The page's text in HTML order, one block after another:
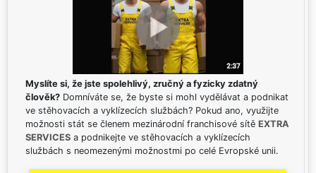
Myslíte si, že jste spolehlivý, zručný a fyzicky zdatný
člověk? Domníváte se, že byste si mohl vydělávat a podnikat
ve stěhovacích a vyklízecích službách? Pokud ano, využijte
možnosti stát se členem mezinárodní franchisové sítě EXTRA
SERVICES a podnikejte ve stěhovacích a vyklízecích
službách s neomezenými možnostmi po celé Evropské unii.